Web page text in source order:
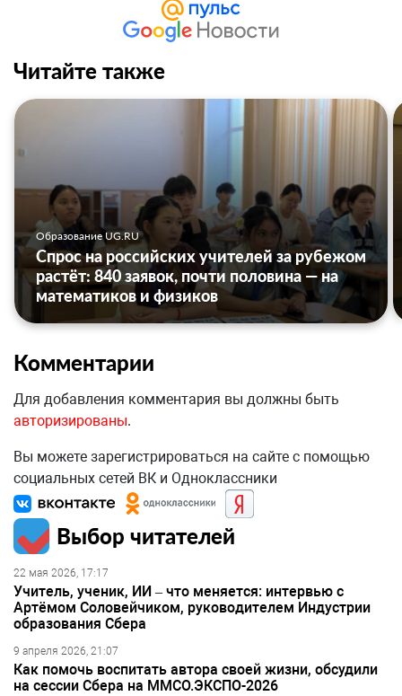
Читайте также
Образование UG.RU
Спрос на российских учителей за рубежом
растёт: 840 заявок, почти половина — на
математиков и физиков
Комментарии
Для добавления комментария вы должны быть
авторизированы.
Вы можете зарегистрироваться на сайте с помощью
социальных сетей ВК и Одноклассники
Выбор читателей
22 мая 2026, 17:17
Учитель, ученик, ИИ – что меняется: интервью с
Артёмом Соловейчиком, руководителем Индустрии
образования Сбера
9 апреля 2026, 21:07
Как помочь воспитать автора своей жизни, обсудили
на сессии Сбера на ММСО.ЭКСПО-2026